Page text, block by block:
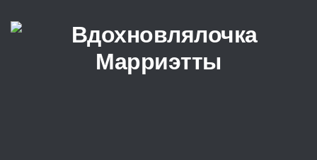
Перейти к содержимому